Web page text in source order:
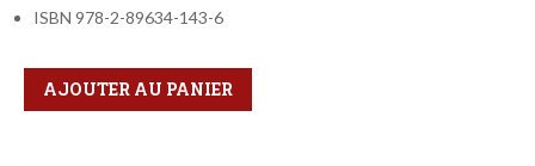
ISBN 978-2-89634-143-6
Qté
Format
AJOUTER AU PANIER